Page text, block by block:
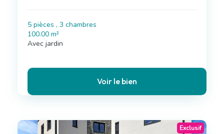
5 pièces , 3 chambres
100.00 m²
Avec jardin
Voir le bien
Exclusif